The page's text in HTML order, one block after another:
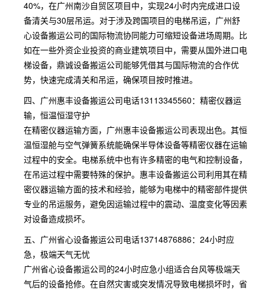
40%，在广州南沙自贸区项目中，实现24小时内完成进口设
备清关与30层吊运。对于涉及跨国项目的电梯吊运，广州舒
心设备搬运公司的国际物流协同能力可缩短设备进场周期。比
如在一些外资企业投资的商业建筑项目中，需要从国外进口电
梯设备，鼎诚设备搬运公司能够凭借其与国际物流的合作优
势，快速完成清关和吊运，确保项目按时推进。
四、广州惠丰设备搬运公司电话13113345560：精密仪器运
输，恒温恒湿守护
在精密仪器运输方面，广州惠丰设备搬运公司表现出色。其恒
温恒湿舱与空气弹簧系统能确保半导体设备等精密仪器在运输
过程中的安全。电梯系统中也有许多精密的电气和控制设备，
在吊运过程中需要特殊的保护。惠丰设备搬运公司利用其在精
密仪器运输方面的技术和经验，能够为电梯中的精密部件提供
专业的吊运服务，避免因运输过程中的震动、温度变化等因素
对设备造成损坏。
五、广州省心设备搬运公司电话13714876886：24小时应
急，极端天气无忧
广州省心设备搬运公司的24小时应急小组适合台风等极端天
气后的设备抢修。在自然灾害或突发情况导致电梯损坏时，省